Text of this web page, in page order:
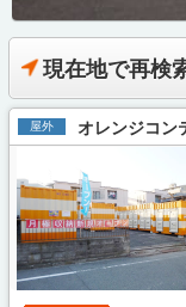
現在地で再検
屋外 オレンジコン